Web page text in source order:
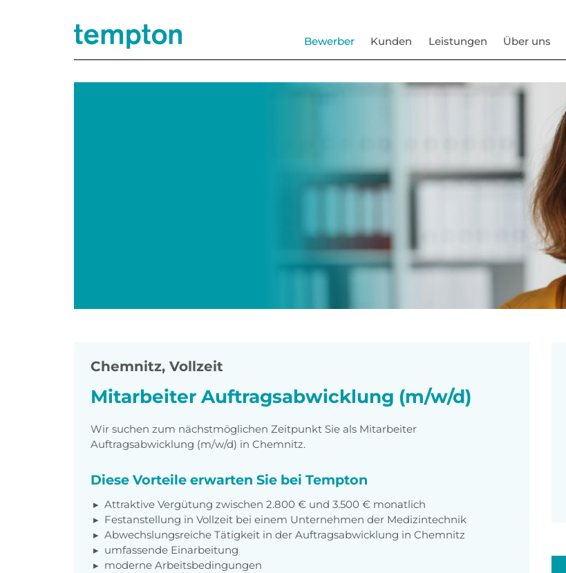
Bewerber Kunden Leistungen Über uns
Chemnitz, Vollzeit
Mitarbeiter Auftragsabwicklung (m/w/d)
Wir suchen zum nächstmöglichen Zeitpunkt Sie als Mitarbeiter
Auftragsabwicklung (m/w/d) in Chemnitz.
Diese Vorteile erwarten Sie bei Tempton
Attraktive Vergütung zwischen 2.800 € und 3.500 € monatlich
Festanstellung in Vollzeit bei einem Unternehmen der Medizintechnik
Abwechslungsreiche Tätigkeit in der Auftragsabwicklung in Chemnitz
umfassende Einarbeitung
moderne Arbeitsbedingungen